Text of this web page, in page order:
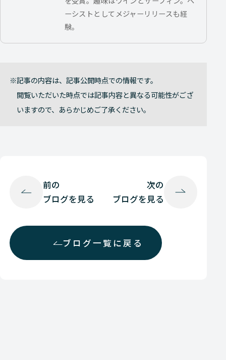
ーシストとしてメジャーリリースも経
験。
記事の内容は、記事公開時点での情報です。
閲覧いただいた時点では記事内容と異なる可能性がござ
いますので、あらかじめご了承ください。
前の
ブログを見る
ブログ一覧に戻る
次の
ブログを見る